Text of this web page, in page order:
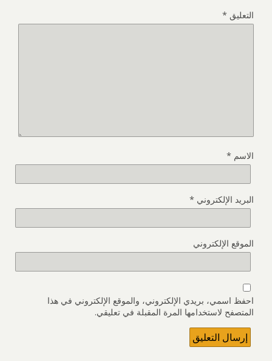
التعليق *
الاسم *
البريد الإلكتروني *
الموقع الإلكتروني
احفظ اسمي، بريدي الإلكتروني، والموقع الإلكتروني في هذا
المتصفح لاستخدامها المرة المقبلة في تعليقي.